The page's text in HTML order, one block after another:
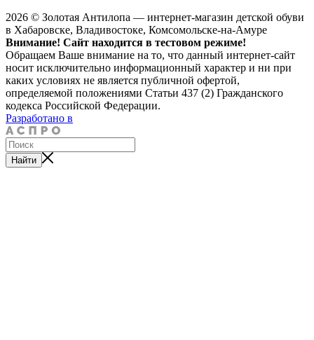
2026 © Золотая Антилопа — интернет-магазин детской обуви
в Хабаровске, Владивостоке, Комсомольске-на-Амуре
Внимание! Сайт находится в тестовом режиме!
Обращаем Ваше внимание на то, что данный интернет-сайт
носит исключительно информационный характер и ни при
каких условиях не является публичной офертой,
определяемой положениями Статьи 437 (2) Гражданского
кодекса Российской Федерации.
Разработано в
Найти